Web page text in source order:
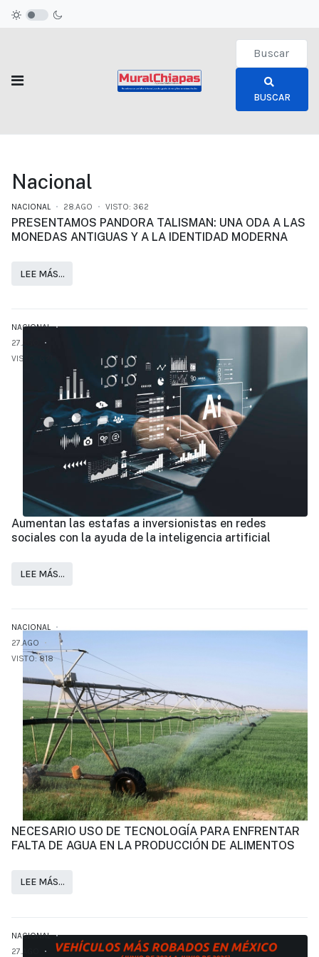
Type 2 or
BUSCAR
Nacional
NACIONAL 28.AGO VISTO: 362
PRESENTAMOS PANDORA TALISMAN: UNA ODA A LAS
MONEDAS ANTIGUAS Y A LA IDENTIDAD MODERNA
LEE MÁS…
NACIONAL
27.AGO
VISTO: 621
Aumentan las estafas a inversionistas en redes
sociales con la ayuda de la inteligencia artificial
LEE MÁS…
NACIONAL
27.AGO
VISTO: 818
NECESARIO USO DE TECNOLOGÍA PARA ENFRENTAR
FALTA DE AGUA EN LA PRODUCCIÓN DE ALIMENTOS
LEE MÁS…
NACIONAL
27.AGO